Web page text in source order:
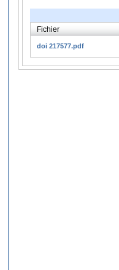
Fichier
doi 217577.pdf